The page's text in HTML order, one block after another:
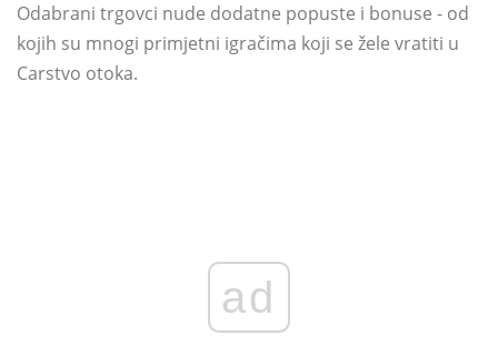
Odabrani trgovci nude dodatne popuste i bonuse - od
kojih su mnogi primjetni igračima koji se žele vratiti u
Carstvo otoka.
ad